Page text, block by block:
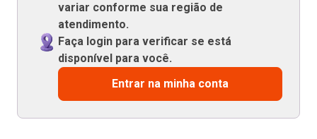
variar conforme sua região de
atendimento.
Faça login para verificar se está
disponível para você.
Entrar na minha conta